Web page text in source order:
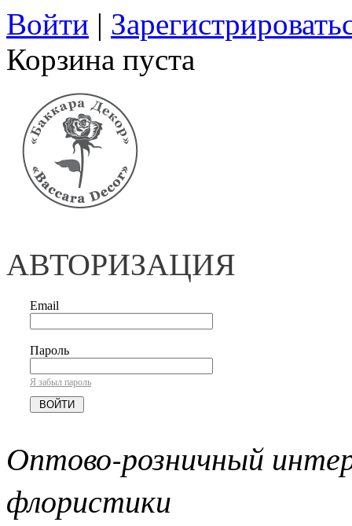
Войти |
Корзина пуста
АВТОРИЗАЦИЯ
Email
Пароль
Я забыл пароль
Оптово-розничный
флористики